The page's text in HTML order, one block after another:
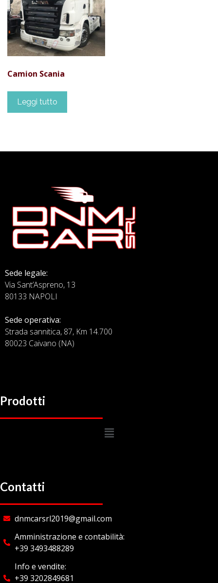
Camion Scania
Leggi tutto
Sede legale:
Via Sant’Aspreno, 13
80133 NAPOLI
Sede operativa:
Strada sannitica, 87, Km 14.700
80023 Caivano (NA)
Prodotti
Contatti
dnmcarsrl2019@gmail.com
Amministrazione e contabilità:
+39 3493488289
Info e vendite:
+39 3202849681